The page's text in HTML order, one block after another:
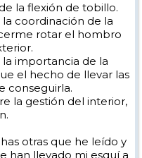
la flexión de tobillo.
coordinación de la
rotar el hombro
importancia de la
el hecho de llevar las
conseguirla.
la gestión del interior,
otras que he leído y
han llevado mi esquí a